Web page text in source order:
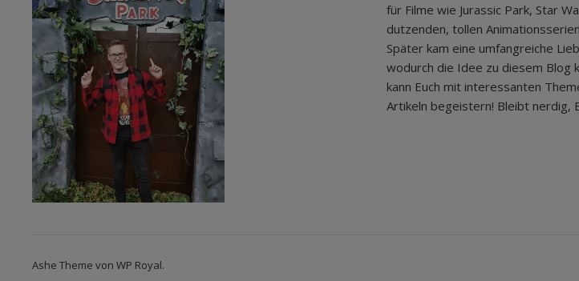
für Filme wie Jurassic Park, Star
dutzenden, tollen
Später kam eine umfangreiche
wodurch die Idee zu diesem Blog
kann Euch mit interessanten
Artikeln begeistern! Bleibt nerdig,
Ashe Theme von WP Royal.